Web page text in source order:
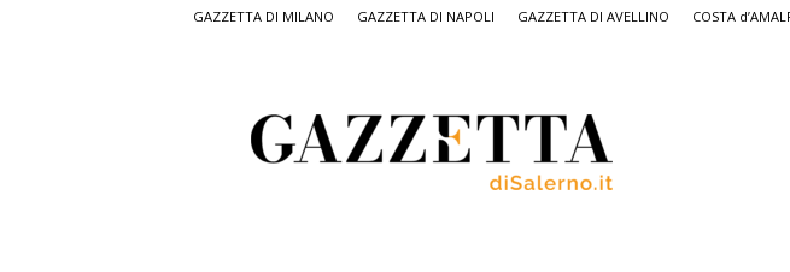
GAZZETTA DI MILANO GAZZETTA DI NAPOLI GAZZETTA DI AVELLINO COSTA
Salerno,
il
quotidiano